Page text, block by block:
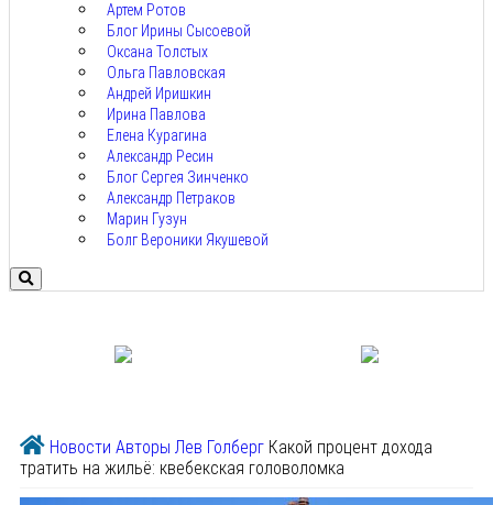
Артем Ротов
Блог Ирины Сысоевой
Оксана Толстых
Ольга Павловская
Андрей Иришкин
Ирина Павлова
Елена Курагина
Александр Ресин
Блог Сергея Зинченко
Александр Петраков
Марин Гузун
Болг Вероники Якушевой
Новости Авторы Лев Голберг Какой процент дохода
тратить на жильё: квебекская головоломка